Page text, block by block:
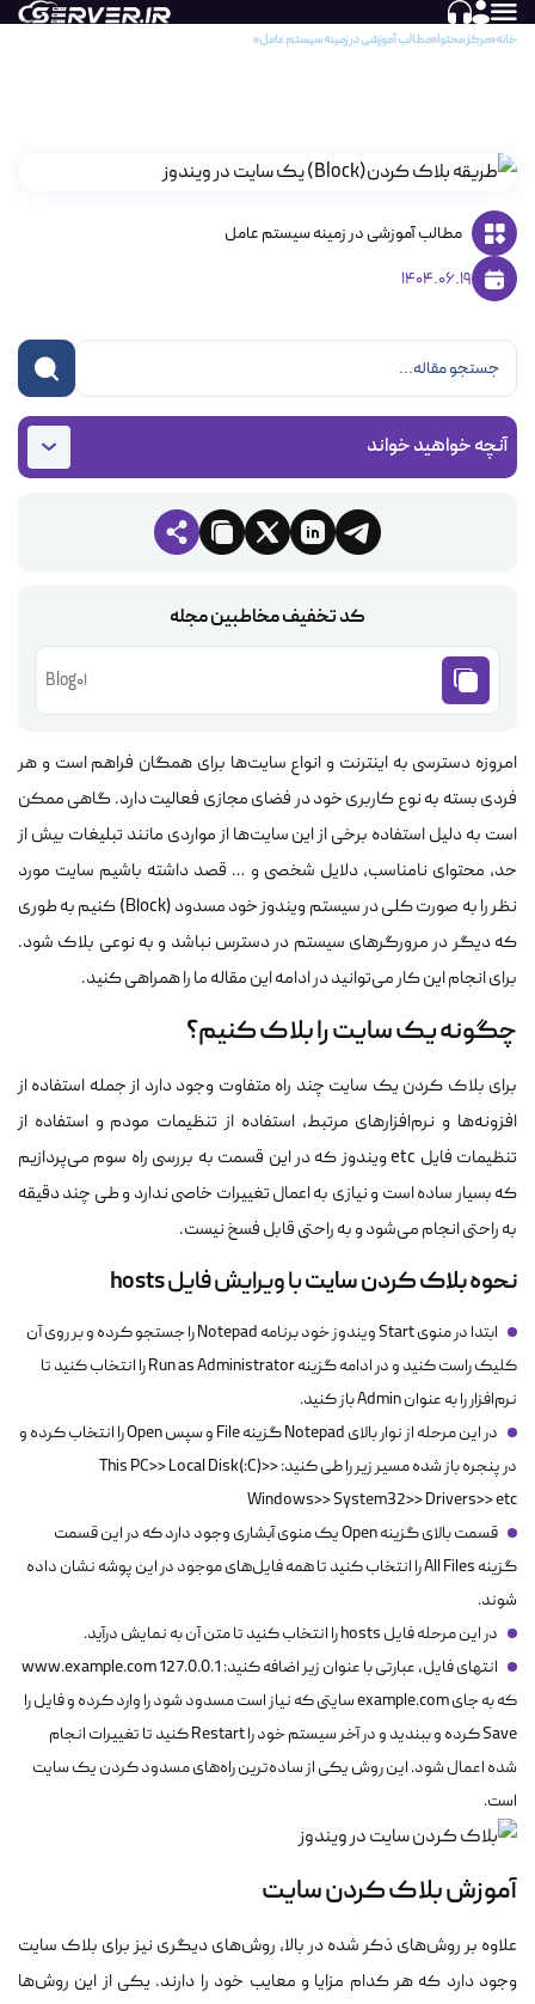
خانه مرکز محتوا مطالب آموزشی در زمینه سیستم عامل‌
مطالب آموزشی در زمینه سیستم عامل‌
1404.06.19
آنچه خواهید خواند
کد تخفیف مخاطبین مجله
Blog01
امروزه دسترسی به اینترنت و انواع سایت‌ها برای همگان فراهم است و هر
فردی بسته به نوع کاربری خود در فضای مجازی فعالیت دارد. گاهی ممکن
است به دلیل استفاده برخی از این سایت‌ها از مواردی مانند تبلیغات بیش از
حد، محتوای نامناسب، دلایل شخصی و … قصد داشته باشیم سایت مورد
نظر را به صورت کلی در سیستم ویندوز خود مسدود (Block) کنیم به طوری
که دیگر در مرورگرهای سیستم در دسترس نباشد و به نوعی بلاک شود.
برای انجام این کار می‌توانید در ادامه این مقاله ما را همراهی کنید.
چگونه یک سایت را بلاک کنیم؟
برای بلاک کردن یک سایت چند راه متفاوت وجود دارد از جمله استفاده از
افزونه‌ها و نرم‌افزارهای مرتبط، استفاده از تنظیمات مودم و استفاده از
تنظیمات فایل etc ویندوز که در این قسمت به بررسی راه سوم می‌پردازیم
که بسیار ساده است و نیازی به اعمال تغییرات خاصی ندارد و طی چند دقیقه
به راحتی انجام می‌شود و به راحتی قابل فسخ نیست.
نحوه بلاک کردن سایتبا ویرایش فایل hosts
ابتدا در منوی Start ویندوز خود برنامه Notepad را جستجو کرده و بر روی آن
کلیک راست کنید و در ادامه گزینه Run as Administrator را انتخاب کنید تا
نرم‌افزار را به عنوانAdminباز کنید.
در این مرحله از نوار بالای NotepadگزینهFile و سپسOpenرا انتخاب کرده و
در پنجره باز شده مسیر زیر را طی کنید:This PC>> Local Disk(:C)>>
Windows>> System32>> Drivers>> etc
قسمت بالای گزینهOpenیک منوی آبشاری وجود دارد که در این قسمت
گزینه All Filesرا انتخاب کنید تا همه فایل‌های موجود در این پوشه نشان داده
شوند.
در این مرحله فایل
hosts را انتخاب کنید تا متن آن به نمایش درآید.
انتهای فایل، عبارتی با عنوان زیر اضافه کنید: 127.0.0.1 www.example.com
که به جایexample.comسایتی که نیاز است مسدود شود را وارد کرده و فایل را
Save کرده و ببندید و در آخر سیستم خود را Restart کنید تا تغییرات انجام
شده اعمال شود. این روش یکی از ساده‌ترین راه‌های مسدود کردن یک سایت
است.
آموزش بلاک کردن سایت
علاوه بر روش‌های ذکر شده در بالا، روش‌های دیگری نیز برای بلاک سایت
وجود دارد که هر کدام مزایا و معایب خود را دارند. یکی از این روش‌ها